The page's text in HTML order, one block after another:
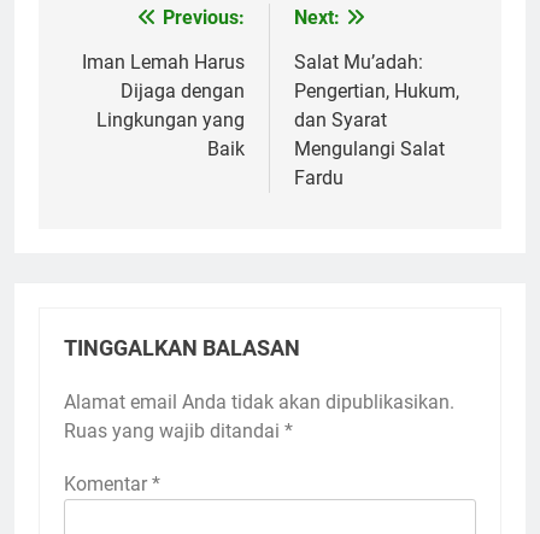
Navigasi
pos
Previous:
Iman Lemah Harus
Dijaga dengan
Lingkungan yang
Baik
Next:
Salat Mu’adah:
Pengertian, Hukum,
dan Syarat
Mengulangi Salat
Fardu
TINGGALKAN BALASAN
Alamat email Anda tidak akan dipublikasikan.
Ruas yang wajib ditandai *
Komentar *